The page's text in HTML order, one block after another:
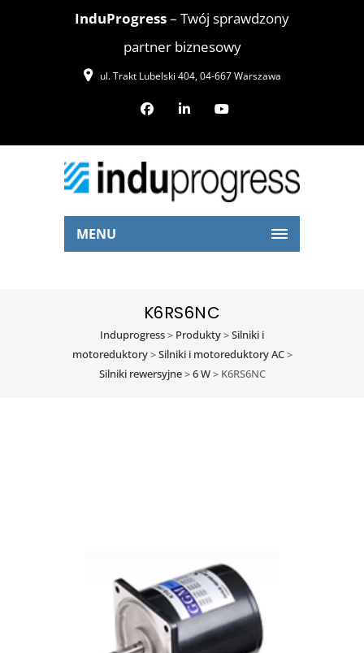
InduProgress– Twój sprawdzony
partner biznesowy
ul. Trakt Lubelski 404, 04-667 Warszawa
MENU
K6RS6NC
Induprogress> Produkty>Silniki i
motoreduktory>Silniki i motoreduktory AC>
Silniki rewersyjne>6 W> K6RS6NC